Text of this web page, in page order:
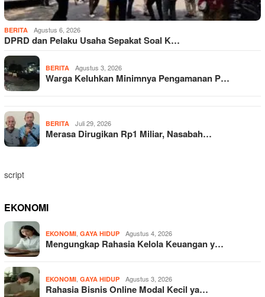
BERITA Agustus 6, 2026
DPRD dan Pelaku Usaha Sepakat Soal K…
BERITA Agustus 3, 2026
Warga Keluhkan Minimnya Pengamanan P…
BERITA Juli 29, 2026
Merasa Dirugikan Rp1 Miliar, Nasabah…
script
EKONOMI
EKONOMI GAYA HIDUP Agustus 4, 2026
Mengungkap Rahasia Kelola Keuangan y…
EKONOMI GAYA HIDUP Agustus 3, 2026
Rahasia Bisnis Online Modal Kecil ya…